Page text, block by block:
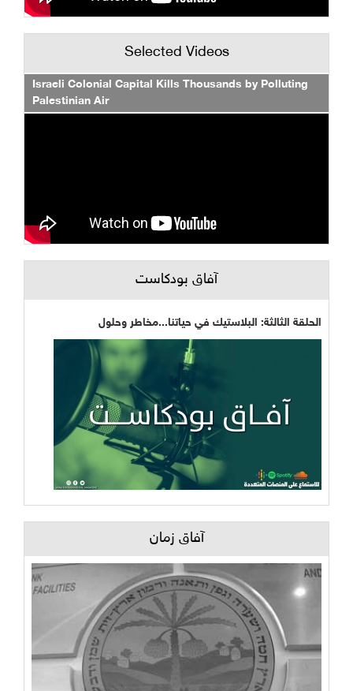
Selected Videos
Israeli Colonial Capital Kills Thousands by Polluting
Palestinian Air
آفاق بودكاست
الحلقة الثالثة: البلاستيك في حياتنا...مخاطر وحلول
آفاق زمان